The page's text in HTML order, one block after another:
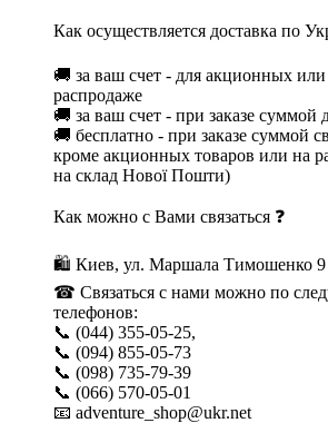
Как осуществляется доставка по
🚚 за ваш счет - для акционных или
распродаже
🚚 за ваш счет - при заказе суммой
🚚 бесплатно - при заказе суммой
кроме акционных товаров или на
на склад Нової Пошти)
Как можно с Вами связаться ❓
🛍 Киев, ул. Маршала Тимошенко 9
☎ Связаться с нами можно по
телефонов:
📞 (044) 355-05-25,
📞 (094) 855-05-73
📞 (098) 735-79-
📞 (066) 570-05-01
📧 adventure_shop@ukr.net